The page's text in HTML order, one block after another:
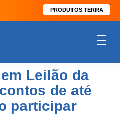
PRODUTOS TERRA
Leilão da
de até
participar